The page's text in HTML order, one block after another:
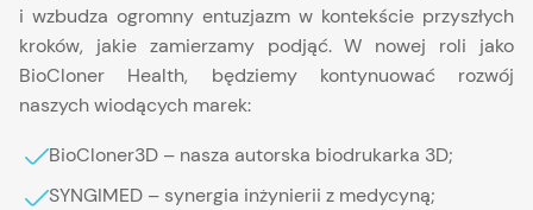
i wzbudza ogromny entuzjazm w kontekście przyszłych
kroków, jakie zamierzamy podjąć. W nowej roli jako
BioCloner Health, będziemy kontynuować rozwój
naszych wiodących marek:
BioCloner3D – nasza autorska biodrukarka 3D;
SYNGIMED – synergia inżynierii z medycyną;